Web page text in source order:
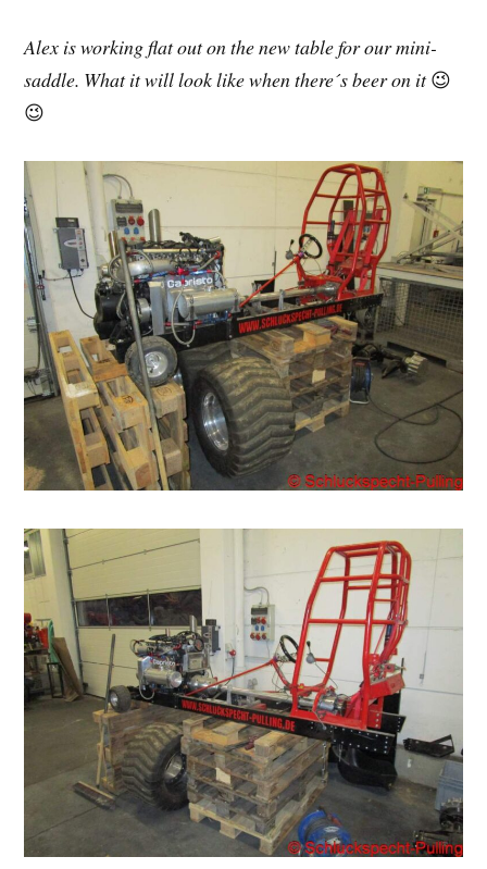
Alex is working flat out on the new table for our mini-
saddle. What it will look like when there´s beer on it😉
😉